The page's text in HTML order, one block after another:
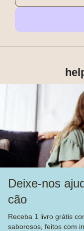
Deixe-nos
cão
Receba 1 livro grátis
saborosos, feitos com
Produtos
Mais
Alimentação
Veja